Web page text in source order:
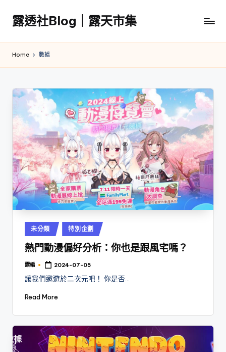
Skip
content
露透社Blog｜露天市集
社
露
市
集
Home 數據
Posted
in
未分類 特別企劃
熱門動漫偏好分析：你也是跟風宅嗎？
Posted
露編 2024-07-05
讓我們遨遊於二次元吧！ 你是否…
Read More